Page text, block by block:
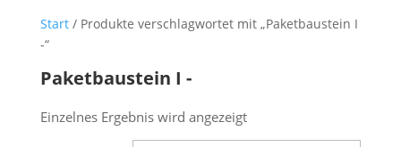
Start/ Produkte verschlagwortet mit „Paketbaustein I
-“
Paketbaustein I -
Einzelnes Ergebnis wird angezeigt